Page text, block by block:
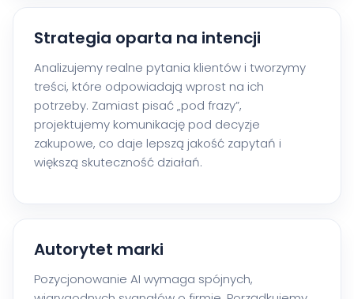
Strategia oparta na intencji
Analizujemy realne pytania klientów i tworzymy
treści, które odpowiadają wprost na ich
potrzeby. Zamiast pisać „pod frazy”,
projektujemy komunikację pod decyzje
zakupowe, co daje lepszą jakość zapytań i
większą skuteczność działań.
Autorytet marki
Pozycjonowanie AI wymaga spójnych,